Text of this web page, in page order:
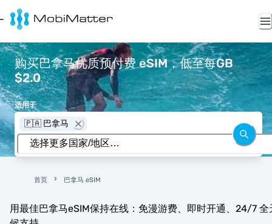
购买巴拿马优质预付费 eSIM，低至每GB
$2.0
适用于
🇵🇦 巴拿马
首页 巴拿马 eSIM
用最佳巴拿马eSIM保持在线：免漫游费、即时开通、24/7 全